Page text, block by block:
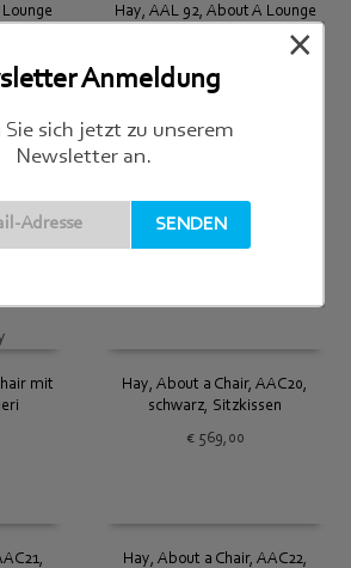
Hay, AAL 92, About A Lounge
Chair, Sessel
mit
Hay, About a Chair, AAC20,
schwarz, Sitzkissen
€569,00
Hay, About a Chair, AAC22,
Anmeldung
Sie sich jetzt zu unserem
Newsletter an.
×